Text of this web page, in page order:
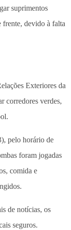
suprimentos
frente, devido à falta
Exteriores da
corredores verdes,
pelo horário de
foram jogadas
comida e
de notícias, os
seguros.